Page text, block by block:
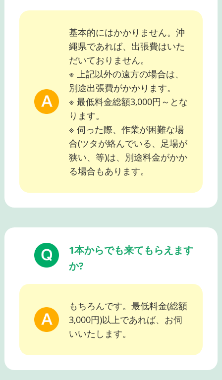
基本的にはかかりません。沖
縄県であれば、出張費はいた
だいておりません。
※ 上記以外の遠方の場合は、
別途出張費がかかります。
※ 最低料金総額3,000円～とな
ります。
※ 伺った際、作業が困難な場
合(ツタが絡んでいる、足場が
狭い、等)は、別途料金がかか
る場合もあります。
1本からでも来てもらえます
か?
もちろんです。最低料金(総額
3,000円)以上であれば、お伺
いいたします。